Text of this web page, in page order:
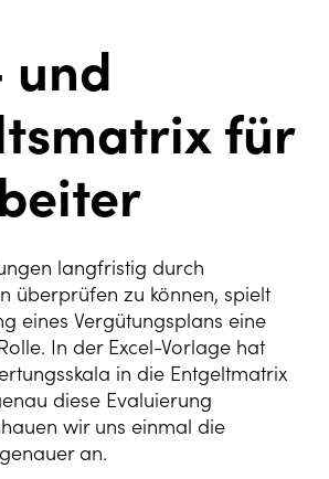
und
für
langfristig durch
überprüfen zu können, spielt
eines Vergütungsplans eine
In der Excel-Vorlage hat
in die Entgeltmatrix
diese Evaluierung
wir uns einmal die
an.